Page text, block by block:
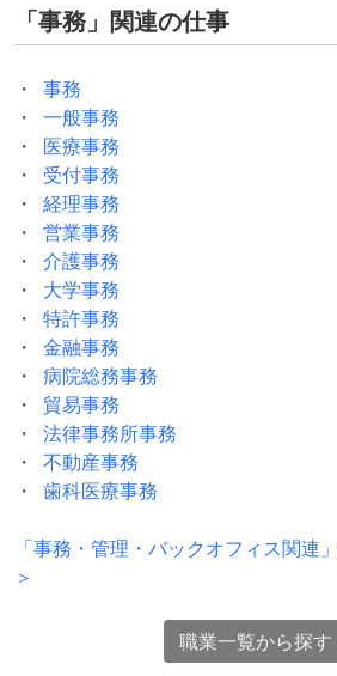
「事務」関連の仕事
事務
一般事務
医療事務
受付事務
経理事務
営業事務
介護事務
大学事務
特許事務
金融事務
病院総務事務
貿易事務
法律事務所事務
不動産事務
歯科医療事務
「事務・管理・バックオフィス関連
＞
職業一覧から探す